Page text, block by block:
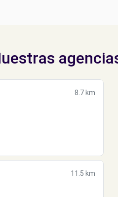
8.7 km
11.5 km